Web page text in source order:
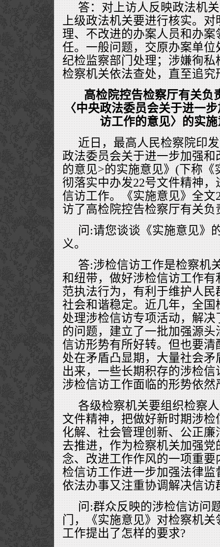
答：对上访人反映政法机
上级政法机关要进行核实。
理、不改进的办案人员和办
任。一般问题，交原办案单
纪检监察部门处理；涉嫌徇
检察机关依法查处，直至追究
高检院控告检察厅有关负
〈中央政法委员会关于进一
访工作的意见〉的实
近日，最高人民检察院印
政法委员会关于进一步加强
的意见>的实施意见》(下称
彻落实中办发22号文件精神
信访工作。《实施意见》全
访了高检院控告检察厅有关负
问:请您谈谈《实施意见》
义。
答:涉检信访工作是检察机
和纽带，做好涉检信访工作
范执法行为，有利于维护人
社会和谐稳定。近几年，全
处理涉检信访专项活动，解
的问题，建立了一批加强源
信访形势有所好转。但也要
处在矛盾凸显期，大量社会
出来，一些长期积存的涉检
涉检信访工作面临的形势依然
各级检察机关要组织检察
文件精神，把做好新时期涉
化解、社会管理创新、公正
去推进，作为检察机关加强
念、改进工作作风的一项重
检信访工作进一步加强法律
依法办事又注重协调解决信
问:群众反映的涉检信访问
门，《实施意见》对检察机
工作提出了怎样的要求?